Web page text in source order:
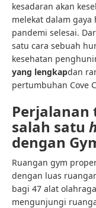
kesadaran akan
melekat dalam
pandemi selesai.
satu cara sebuah
kesehatan
yang lengkapdan
pertumbuhan Cove
salah satu
dengan
Ruangan gym
dengan luas
bagi 47 alat
mengunjungi